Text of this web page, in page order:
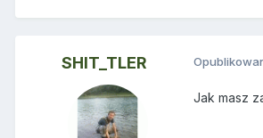
SHIT_TLER
Jak masz